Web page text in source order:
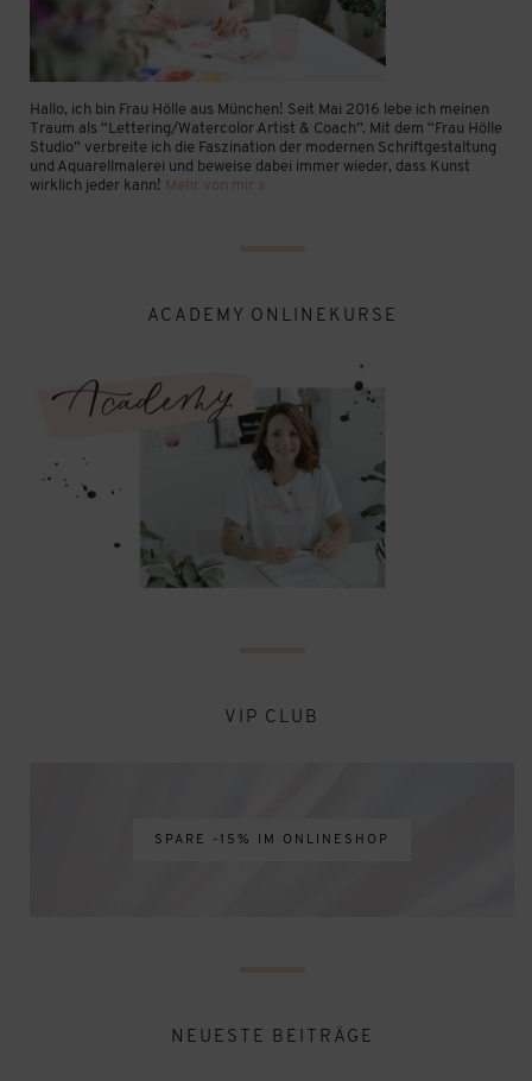
Hallo, ich bin Frau Hölle aus München! Seit Mai 2016 lebe ich meinen
Traum als “Lettering/Watercolor Artist & Coach”. Mit dem “Frau Hölle
Studio” verbreite ich die Faszination der modernen Schriftgestaltung
und Aquarellmalerei und beweise dabei immer wieder, dass Kunst
wirklich jeder kann! Mehr von mir »
ACADEMY ONLINEKURSE
VIP CLUB
SPARE -15% IM ONLINESHOP
NEUESTE BEITRÄGE